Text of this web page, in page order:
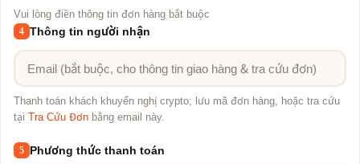
Vui lòng điền thông tin đơn hàng bắt buộc
4 Thông tin người nhận
Thanh toán khách khuyến nghị crypto; lưu mã đơn hàng, hoặc tra cứu
tại
Tra Cứu Đơn bằng email này.
5 Phương thức thanh toán